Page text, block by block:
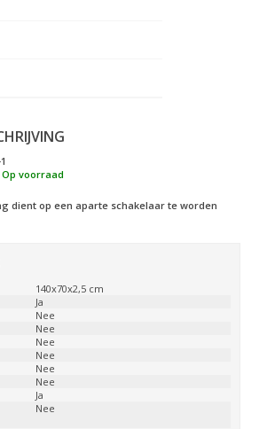
Op voorraad
dient op een aparte schakelaar te worden
140x70x2,5 cm
Ja
Nee
Nee
Nee
Nee
Nee
Nee
Ja
Nee